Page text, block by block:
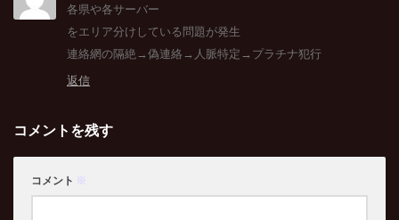
各県や各サーバー
をエリア分けしている問題が発生
連絡網の隔絶→偽連絡→人脈特定→プラチナ犯行
返信
コメントを残す
コメント ※